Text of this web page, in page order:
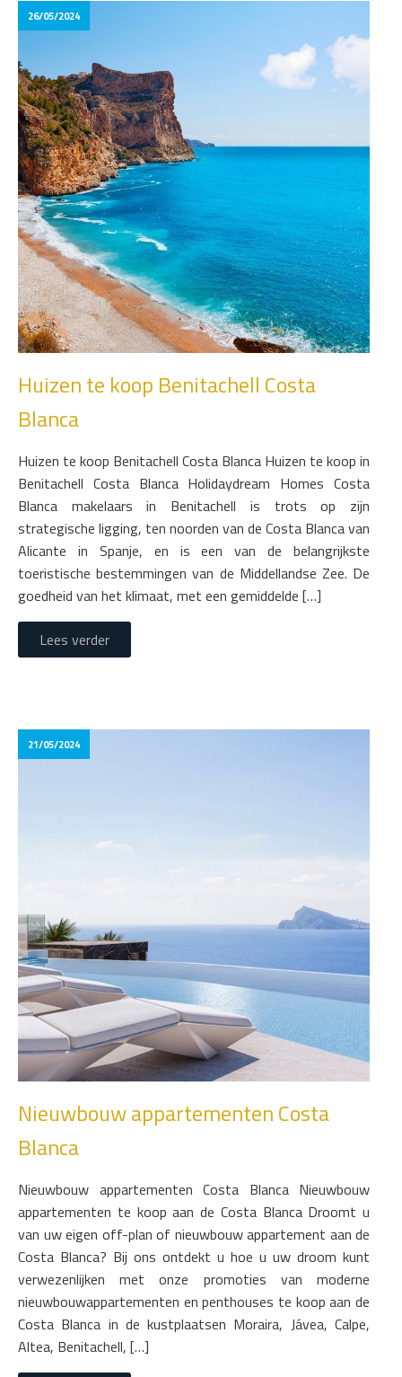
26/05/2024
Huizen te koop Benitachell Costa
Blanca
Huizen te koop Benitachell Costa Blanca Huizen te koop in
Benitachell Costa Blanca Holidaydream Homes Costa
Blanca makelaars in Benitachell is trots op zijn
strategische ligging, ten noorden van de Costa Blanca van
Alicante in Spanje, en is een van de belangrijkste
toeristische bestemmingen van de Middellandse Zee. De
goedheid van het klimaat, met een gemiddelde […]
Lees verder
21/05/2024
Nieuwbouw appartementen Costa
Blanca
Nieuwbouw appartementen Costa Blanca Nieuwbouw
appartementen te koop aan de Costa Blanca Droomt u
van uw eigen off-plan of nieuwbouw appartement aan de
Costa Blanca? Bij ons ontdekt u hoe u uw droom kunt
verwezenlijken met onze promoties van moderne
nieuwbouwappartementen en penthouses te koop aan de
Costa Blanca in de kustplaatsen Moraira, Jávea, Calpe,
Altea, Benitachell, […]